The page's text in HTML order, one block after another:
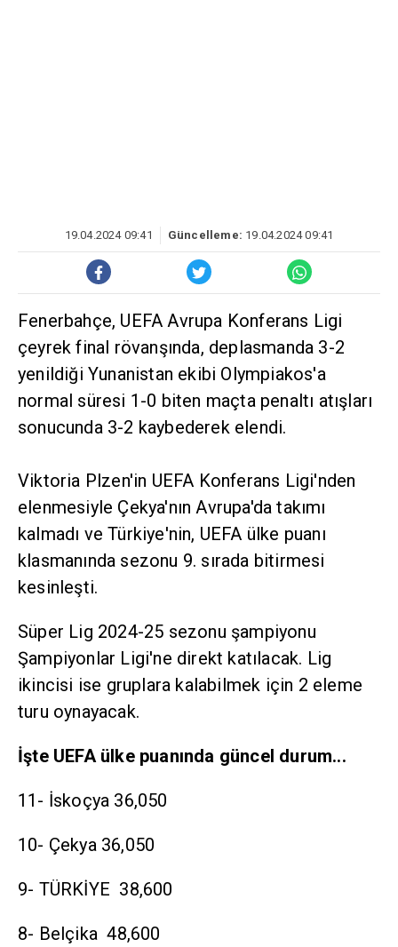
19.04.2024 09:41 Güncelleme: 19.04.2024 09:41
Fenerbahçe, UEFA Avrupa Konferans Ligi
çeyrek final rövanşında, deplasmanda 3-2
yenildiği Yunanistan ekibi Olympiakos'a
normal süresi 1-0 biten maçta penaltı atışları
sonucunda 3-2 kaybederek elendi.
Viktoria Plzen'in UEFA Konferans Ligi'nden
elenmesiyle Çekya'nın Avrupa'da takımı
kalmadı ve Türkiye'nin, UEFA ülke puanı
klasmanında sezonu 9. sırada bitirmesi
kesinleşti.
Süper Lig 2024-25 sezonu şampiyonu
Şampiyonlar Ligi'ne direkt katılacak. Lig
ikincisi ise gruplara kalabilmek için 2 eleme
turu oynayacak.
İşte UEFA ülke puanında güncel durum...
11- İskoçya 36,050
10- Çekya 36,050
9- TÜRKİYE 38,600
8- Belçika 48,600